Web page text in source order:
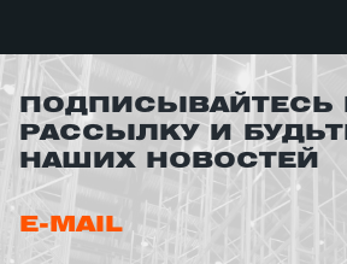
ПОДПИСЫВАЙТЕСЬ
РАССЫЛКУ И
НАШИХ НОВОСТЕЙ
E-MAIL